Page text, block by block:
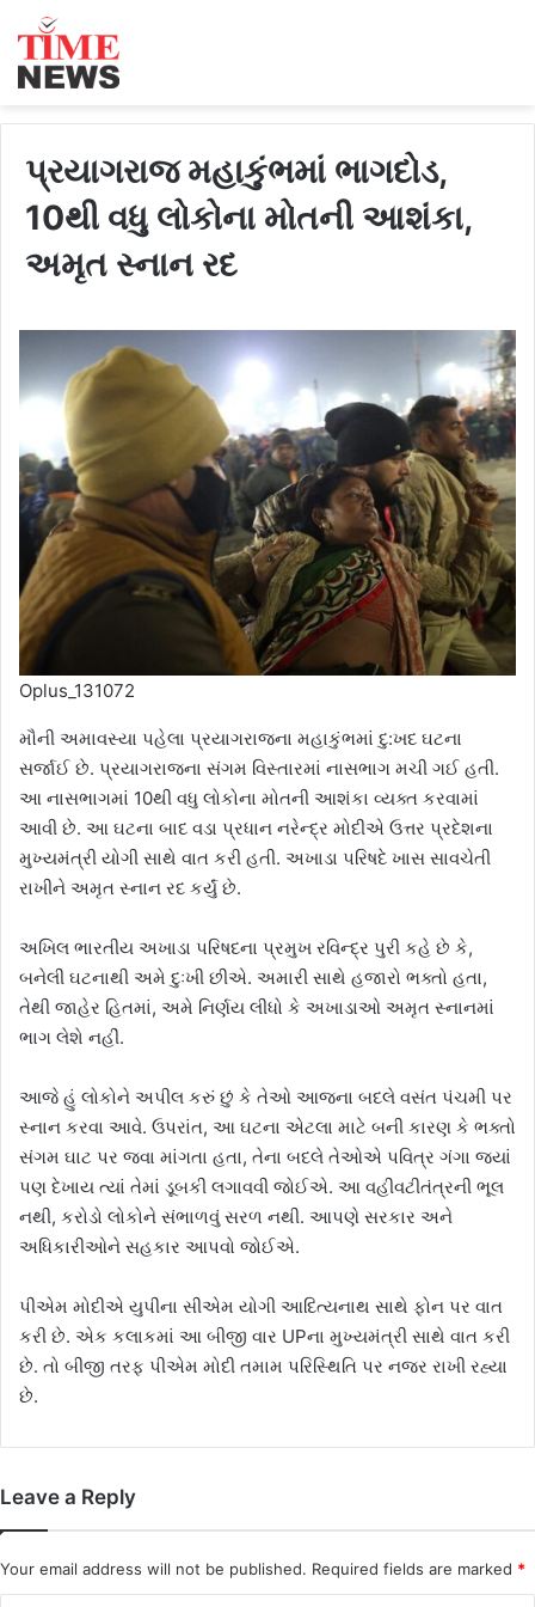
પ્રયાગરાજ મહાકુંભમાં ભાગદોડ,
10થી વધુ લોકોના મોતની આશંકા,
અમૃત સ્નાન રદ
Oplus_131072
મૌની અમાવસ્યા પહેલા પ્રયાગરાજના મહાકુંભમાં દુ:ખદ ઘટના
સર્જાઈ છે. પ્રયાગરાજના સંગમ વિસ્તારમાં નાસભાગ મચી ગઈ હતી.
આ નાસભાગમાં 10થી વધુ લોકોના મોતની આશંકા વ્યક્ત કરવામાં
આવી છે. આ ઘટના બાદ વડા પ્રધાન નરેન્દ્ર મોદીએ ઉત્તર પ્રદેશના
મુખ્યમંત્રી યોગી સાથે વાત કરી હતી. અખાડા પરિષદે ખાસ સાવચેતી
રાખીને અમૃત સ્નાન રદ કર્યું છે.
અખિલ ભારતીય અખાડા પરિષદના પ્રમુખ રવિન્દ્ર પુરી કહે છે કે,
બનેલી ઘટનાથી અમે દુઃખી છીએ. અમારી સાથે હજારો ભક્તો હતા,
તેથી જાહેર હિતમાં, અમે નિર્ણય લીધો કે અખાડાઓ અમૃત સ્નાનમાં
ભાગ લેશે નહીં.
આજે હું લોકોને અપીલ કરું છું કે તેઓ આજના બદલે વસંત પંચમી પર
સ્નાન કરવા આવે. ઉપરાંત, આ ઘટના એટલા માટે બની કારણ કે ભક્તો
સંગમ ઘાટ પર જવા માંગતા હતા, તેના બદલે તેઓએ પવિત્ર ગંગા જ્યાં
પણ દેખાય ત્યાં તેમાં ડૂબકી લગાવવી જોઈએ. આ વહીવટીતંત્રની ભૂલ
નથી, કરોડો લોકોને સંભાળવું સરળ નથી. આપણે સરકાર અને
અધિકારીઓને સહકાર આપવો જોઈએ.
પીએમ મોદીએ યુપીના સીએમ યોગી આદિત્યનાથ સાથે ફોન પર વાત
કરી છે. એક કલાકમાં આ બીજી વાર UPના મુખ્યમંત્રી સાથે વાત કરી
છે. તો બીજી તરફ પીએમ મોદી તમામ પરિસ્થિતિ પર નજર રાખી રહ્યા
છે.
Leave a Reply
Your email address will not be published. Required fields are marked *